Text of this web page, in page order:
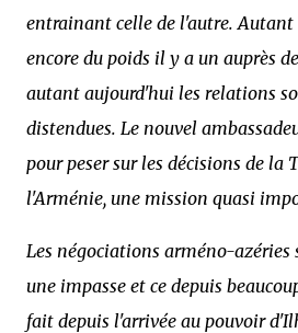
entrainant celle de l'autre.
encore du poids il y a un auprès
autant aujourd'hui les relations
distendues. Le nouvel
pour peser sur les décisions de la
l'Arménie, une mission quasi
Les négociations arméno-azéries
une impasse et ce depuis
fait depuis l'arrivée au pouvoir